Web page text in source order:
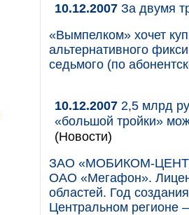
10.12.2007 За двумя
«Вымпелком» хочет
альтернативного
седьмого (по
10.12.2007 2,5 млрд
«большой тройки»
(Новости)
ЗАО «МОБИКОМ-
ОАО «Мегафон».
областей. Год
Центральном регионе